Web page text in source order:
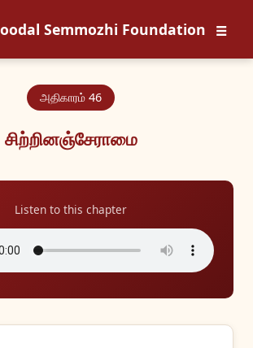
Semmozhi Foundation ☰
அதிகாரம் 46
சிற்றின‌‍ஞ்சேராமை
Listen to this chapter